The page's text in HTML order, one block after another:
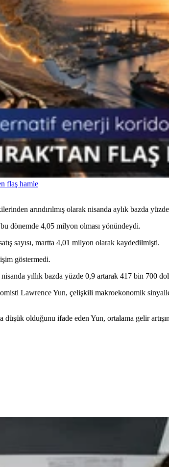
flaş hamle
arındırılmış olarak nisanda aylık bazda
dönemde 4,05 milyon olması yönündeydi.
sayısı, martta 4,01 milyon olarak kaydedilmişti.
göstermedi.
yıllık bazda yüzde 0,9 artarak 417 bin 700
Lawrence Yun, çelişkili makroekonomik
olduğunu ifade eden Yun, ortalama gelir